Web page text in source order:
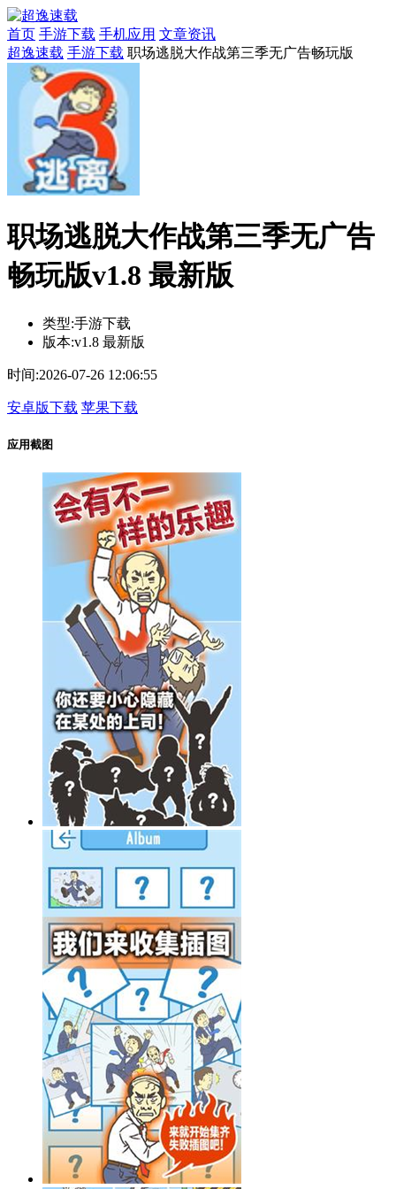
首页 手游下载 手机应用 文章资讯
超逸速载 手游下载 职场逃脱大作战第三季无广告畅玩版
职场逃脱大作战第三季无广告
畅玩版v1.8 最新版
类型:手游下载
版本:v1.8 最新版
时间:2026-07-26 12:06:55
安卓版下载 苹果下载
应用截图